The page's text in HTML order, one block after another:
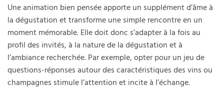
Une animation bien pensée apporte un supplément d’âme à
la dégustation et transforme une simple rencontre en un
moment mémorable. Elle doit donc s’adapter à la fois au
profil des invités, à la nature de la dégustation et à
l’ambiance recherchée. Par exemple, opter pour un jeu de
questions-réponses autour des caractéristiques des vins ou
champagnes stimule l’attention et incite à l’échange.